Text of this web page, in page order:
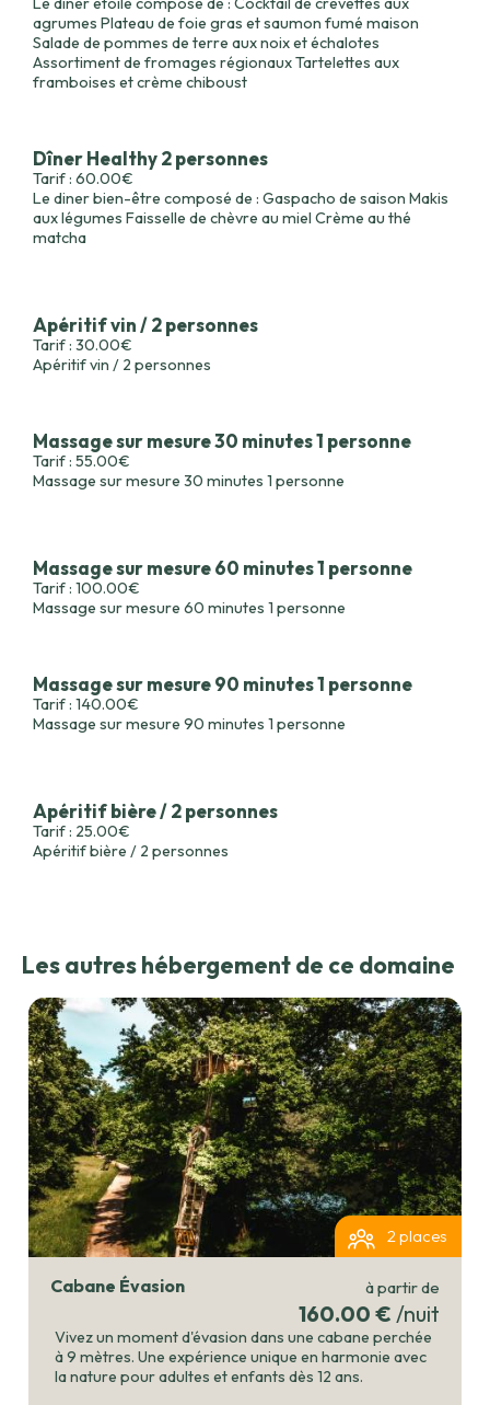
agrumes Plateau de foie gras et saumon fumé maison
Salade de pommes de terre aux noix et échalotes
Assortiment de fromages régionaux Tartelettes aux
framboises et crème chiboust
Dîner Healthy 2 personnes
Tarif : 60.00€
Le diner bien-être composé de : Gaspacho de saison Makis
aux légumes Faisselle de chèvre au miel Crème au thé
matcha
Apéritif vin / 2 personnes
Tarif : 30.00€
Apéritif vin / 2 personnes
Massage sur mesure 30 minutes 1 personne
Tarif : 55.00€
Massage sur mesure 30 minutes 1 personne
Massage sur mesure 60 minutes 1 personne
Tarif : 100.00€
Massage sur mesure 60 minutes 1 personne
Massage sur mesure 90 minutes 1 personne
Tarif : 140.00€
Massage sur mesure 90 minutes 1 personne
Apéritif bière / 2 personnes
Tarif : 25.00€
Apéritif bière / 2 personnes
Les autres hébergement de ce domaine
2 places
Cabane Évasion à partir de
160.00 € /nuit
Vivez un moment d'évasion dans une cabane perchée
à 9 mètres. Une expérience unique en harmonie avec
la nature pour adultes et enfants dès 12 ans.